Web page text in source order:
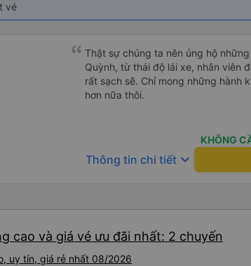
vé
Thật sự chúng ta nên ủng hộ
Quỳnh, từ thái độ lái xe, nhân viên
rất sạch sẽ. Chỉ mong những hành
hơn nữa thôi.
KHÔNG
Thông tin chi tiết keyboard_arrow_down
cao và giá vé ưu đãi nhất: 2 chuyến
uy tín, giá rẻ nhất 08/2026